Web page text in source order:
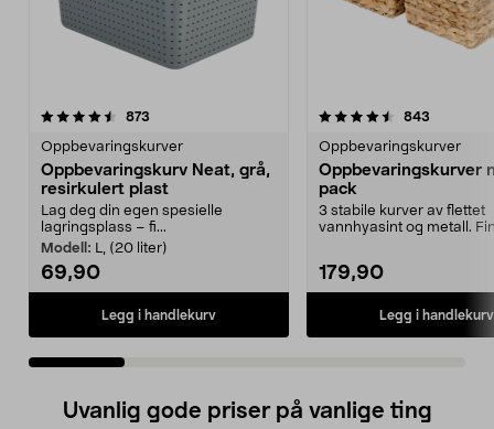
873
Oppbevaringskurver
Oppbevaringskurv Neat, grå,
resirkulert plast
Lag deg din egen spesielle
lagringsplass – fi...
Modell: L, (20 liter)
69,90
Legg i handlekurv
4.5 av 5 stjerner 843
Oppbevaringskurver
Oppbevaringskurver
pack
3 stabile kurver av flettet
vannhyasint og metall.
179,90
Legg i handlekurv
4.5 av 5 stjerner
Uvanlig gode priser på vanlige ting